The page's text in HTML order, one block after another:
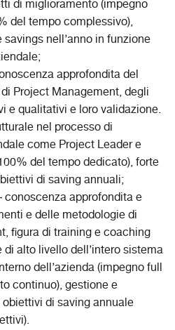
di miglioramento (impegno
del tempo complessivo),
nell’anno in funzione
approfondita del
Project Management, degli
e qualitativi e loro validazione.
nel processo di
come Project Leader e
del tempo dedicato), forte
di saving annuali;
conoscenza approfondita e
e delle metodologie di
figura di training e coaching
alto livello dell’intero sistema
dell’azienda (impegno full
continuo), gestione e
di saving annuale